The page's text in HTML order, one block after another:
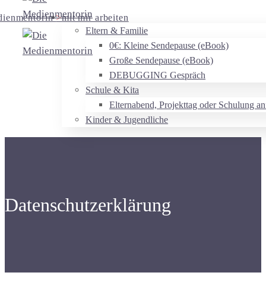
>mit mir arbeiten
Eltern & Familie
0€: Kleine Sendepause (eBook)
Große Sendepause (eBook)
DEBUGGING Gespräch
Schule & Kita
Elternabend, Projekttag oder Schulung
Kinder & Jugendliche
Datenschutzerklärung